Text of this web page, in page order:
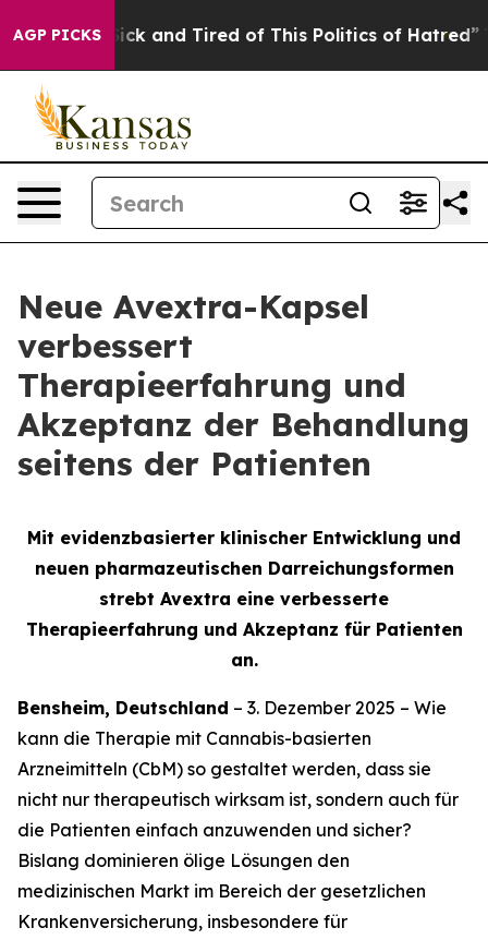
AGP PICKS
Are Sick and Tired of This Politics of Hatred” The
Neue Avextra-Kapsel
verbessert
Therapieerfahrung und
Akzeptanz der Behandlung
seitens der Patienten
Mit evidenzbasierter klinischer Entwicklung und
neuen pharmazeutischen Darreichungsformen
strebt Avextra eine verbesserte
Therapieerfahrung und Akzeptanz für Patienten
an.
Bensheim, Deutschland – 3. Dezember 2025 – Wie
kann die Therapie mit Cannabis-basierten
Arzneimitteln (CbM) so gestaltet werden, dass sie
nicht nur therapeutisch wirksam ist, sondern auch für
die Patienten einfach anzuwenden und sicher?
Bislang dominieren ölige Lösungen den
medizinischen Markt im Bereich der gesetzlichen
Krankenversicherung, insbesondere für